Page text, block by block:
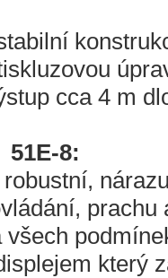
cca 4 m
8:
který